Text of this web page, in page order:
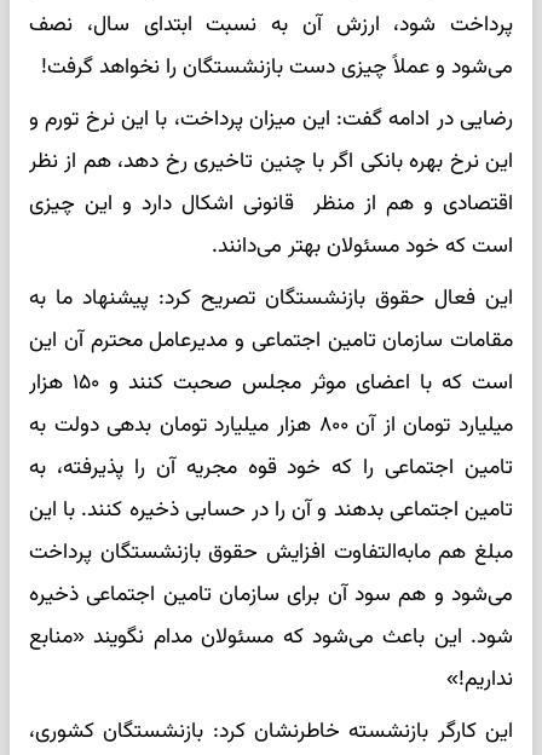
پرداخت شود، ارزش آن به نسبت ابتدای سال، نصف
می‌شود و عملاً چیزی دست بازنشستگان را نخواهد گرفت!
رضایی در ادامه گفت: این میزان پرداخت، با این نرخ تورم و
این نرخ بهره بانکی اگر با چنین تاخیری رخ دهد، هم از نظر
اقتصادی و هم از منظر قانونی اشکال دارد و این چیزی
است که خود مسئولان بهتر می‌دانند.
این فعال حقوق بازنشستگان تصریح کرد: پیشنهاد ما به
مقامات سازمان تامین اجتماعی و مدیرعامل محترم آن این
است که با اعضای موثر مجلس صحبت کنند و ۱۵۰ هزار
میلیارد تومان از آن ۸۰۰ هزار میلیارد تومان بدهی دولت به
تامین اجتماعی را که خود قوه مجریه آن را پذیرفته، به
تامین اجتماعی بدهند و آن را در حسابی ذخیره کنند. با این
مبلغ هم مابه‌التفاوت افزایش حقوق بازنشستگان پرداخت
می‌شود و هم سود آن برای سازمان تامین اجتماعی ذخیره
شود. این باعث می‌شود که مسئولان مدام نگویند «منابع
نداریم!»
این کارگر بازنشسته خاطرنشان کرد: بازنشستگان کشوری،